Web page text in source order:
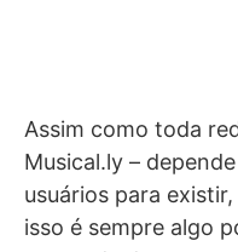
Assim como toda
Musical.ly –
usuários para
isso é sempre algo